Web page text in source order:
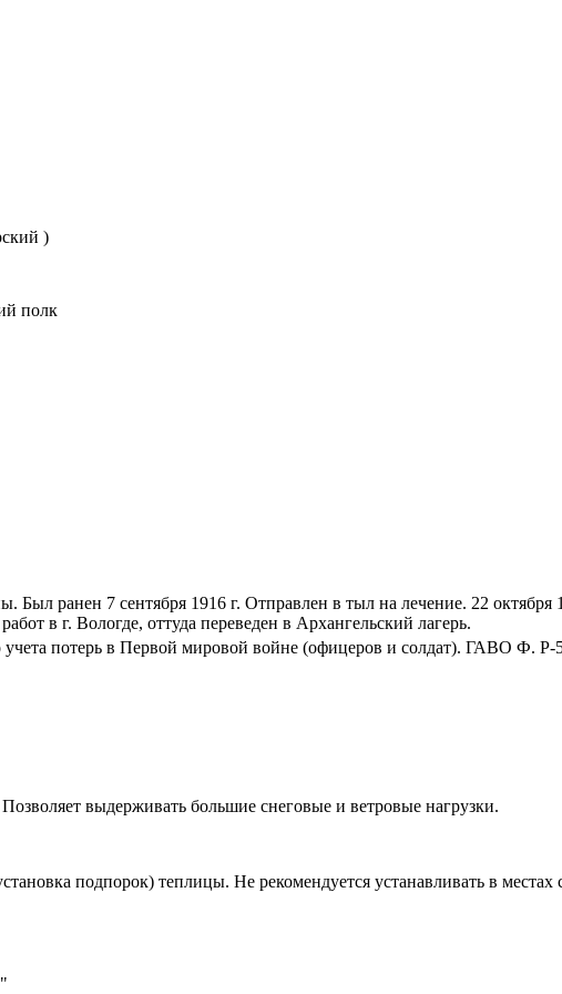
)
полк
Был ранен 7 сентября 1916 г. Отправлен в тыл на лечение. 22
в г. Вологде, оттуда переведен в Архангельский лагерь.
потерь в Первой мировой войне (офицеров и солдат). ГАВО Ф.
выдерживать большие снеговые и ветровые нагрузки.
подпорок) теплицы. Не рекомендуется устанавливать в